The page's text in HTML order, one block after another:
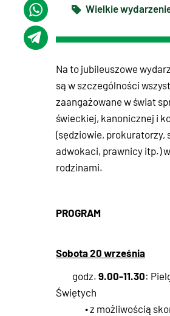
Wielkie
Na to jubileuszowe
są w szczególności
zaangażowane w świat
świeckiej, kanonicznej i
(sędziowie, prokuratorzy,
adwokaci, prawnicy itp.)
rodzinami.
PROGRAM
Sobota 20 września
godz.9.00-11.30:
Świętych
• z możliwością